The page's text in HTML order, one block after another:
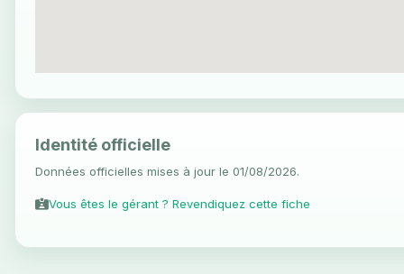
Identité officielle
Données officielles mises à jour le 01/08/2026.
Vous êtes le gérant ? Revendiquez cette fiche